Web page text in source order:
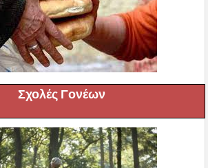
Σχολές Γονέων